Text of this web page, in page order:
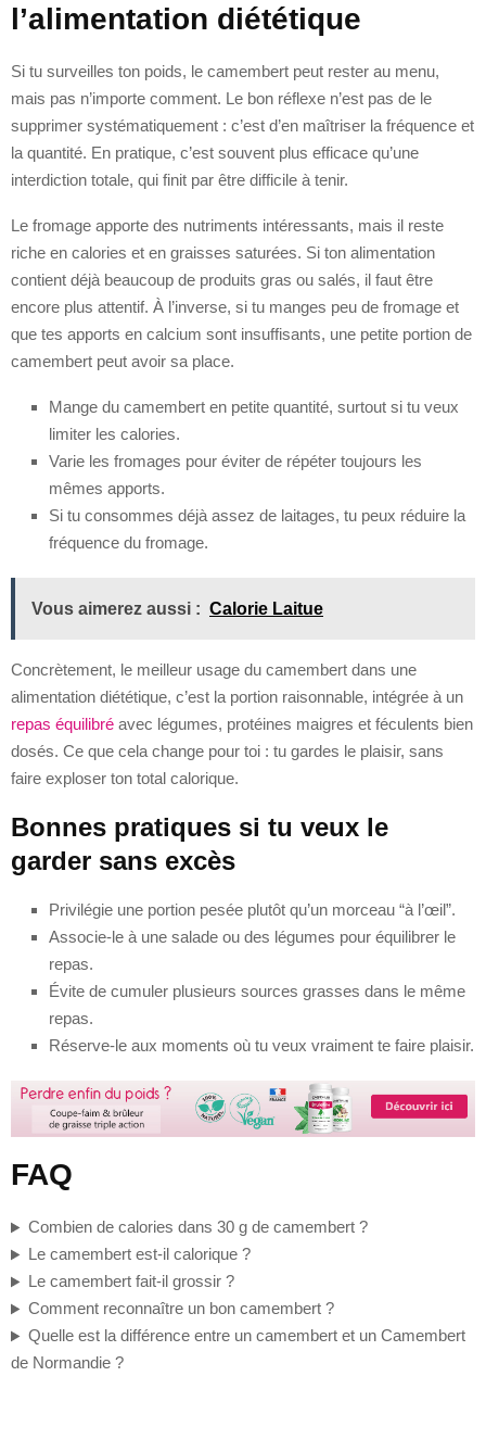
l’alimentation diététique
Si tu surveilles ton poids, le camembert peut rester au menu,
mais pas n’importe comment. Le bon réflexe n’est pas de le
supprimer systématiquement : c’est d’en maîtriser la fréquence et
la quantité. En pratique, c’est souvent plus efficace qu’une
interdiction totale, qui finit par être difficile à tenir.
Le fromage apporte des nutriments intéressants, mais il reste
riche en calories et en graisses saturées. Si ton alimentation
contient déjà beaucoup de produits gras ou salés, il faut être
encore plus attentif. À l’inverse, si tu manges peu de fromage et
que tes apports en calcium sont insuffisants, une petite portion de
camembert peut avoir sa place.
Mange du camembert en petite quantité, surtout si tu veux
limiter les calories.
Varie les fromages pour éviter de répéter toujours les
mêmes apports.
Si tu consommes déjà assez de laitages, tu peux réduire la
fréquence du fromage.
Vous aimerez aussi : Calorie Laitue
Concrètement, le meilleur usage du camembert dans une
alimentation diététique, c’est la portion raisonnable, intégrée à un
repas équilibré avec légumes, protéines maigres et féculents bien
dosés. Ce que cela change pour toi : tu gardes le plaisir, sans
faire exploser ton total calorique.
Bonnes pratiques si tu veux le
garder sans excès
Privilégie une portion pesée plutôt qu’un morceau “à l’œil”.
Associe-le à une salade ou des légumes pour équilibrer le
repas.
Évite de cumuler plusieurs sources grasses dans le même
repas.
Réserve-le aux moments où tu veux vraiment te faire plaisir.
FAQ
Combien de calories dans 30 g de camembert ?
Le camembert est-il calorique ?
Le camembert fait-il grossir ?
Comment reconnaître un bon camembert ?
Quelle est la différence entre un camembert et un Camembert
de Normandie ?